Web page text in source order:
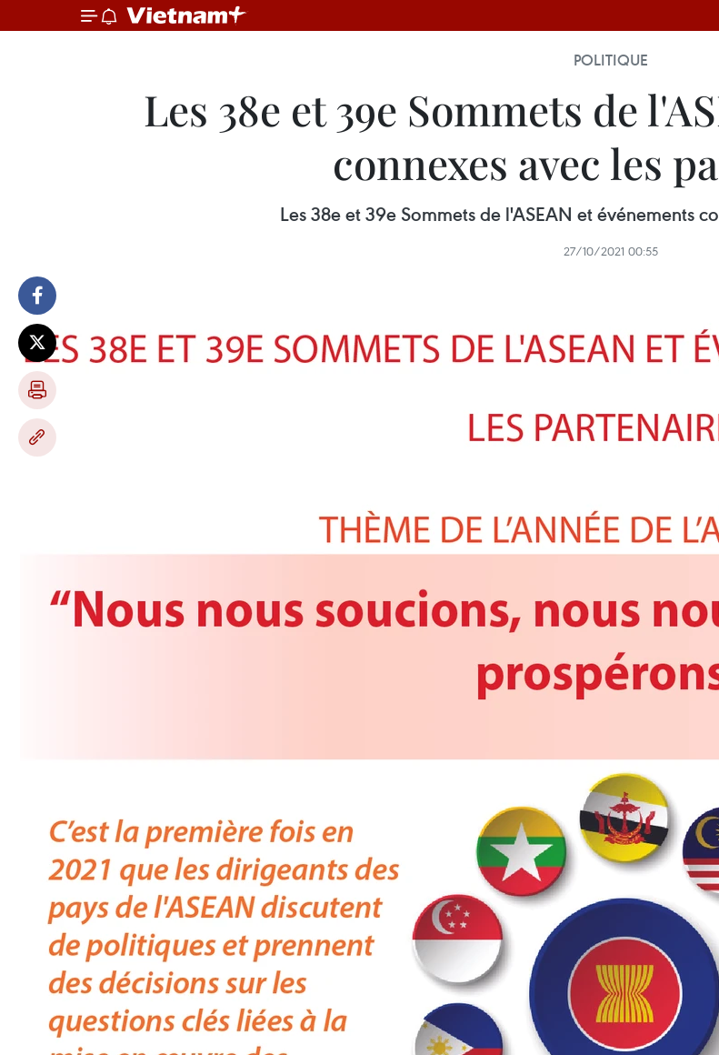
POLITIQUE
Les 38e et 39e Sommets de
connexes avec les
Les 38e et 39e Sommets de l'ASEAN et événements
27/10/2021 00:55